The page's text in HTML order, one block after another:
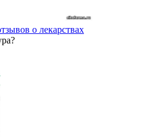
о лекарствах